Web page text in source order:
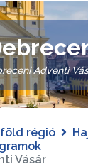
Adventi
régió
Vásár